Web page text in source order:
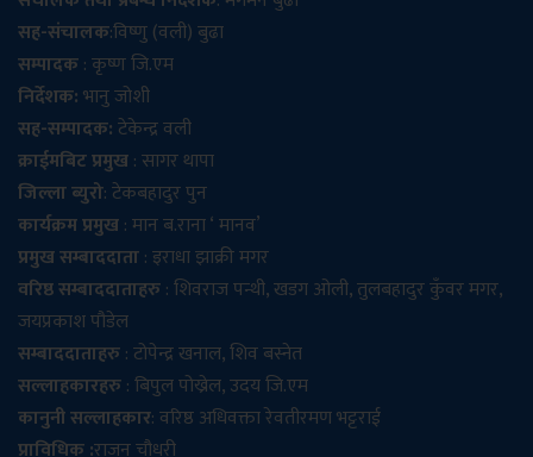
सह-संचालक:विष्णु (वली) बुढा
सम्पादक: कृष्ण जि.एम
निर्देशक:भानु जोशी
सह-सम्पादक:टेकेन्द्र वली
क्राईमबिट प्रमुख: सागर थापा
जिल्ला ब्युरो: टेकबहादुर पुन
कार्यक्रम प्रमुख: मान ब.राना ‘ मानव’
प्रमुख सम्बाददाता: इराधा झाक्री मगर
वरिष्ठ सम्बाददाताहरु: शिवराज पन्थी, खडग ओली, तुलबहादुर कुँवर मगर,
जयप्रकाश पौडेल
सम्बाददाताहरु: टोपेन्द्र खनाल, शिव बस्नेत
सल्लाहकारहरु: बिपुल पोख्रेल, उदय जि.एम
कानुनी सल्लाहकार: वरिष्ठ अधिवक्ता रेवतीरमण भट्टराई